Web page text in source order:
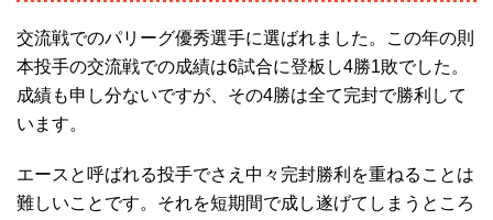
交流戦でのパリーグ優秀選手に選ばれました。この年の則
本投手の交流戦での成績は6試合に登板し4勝1敗でした。
成績も申し分ないですが、その4勝は全て完封で勝利して
います。
エースと呼ばれる投手でさえ中々完封勝利を重ねることは
難しいことです。それを短期間で成し遂げてしまうところ